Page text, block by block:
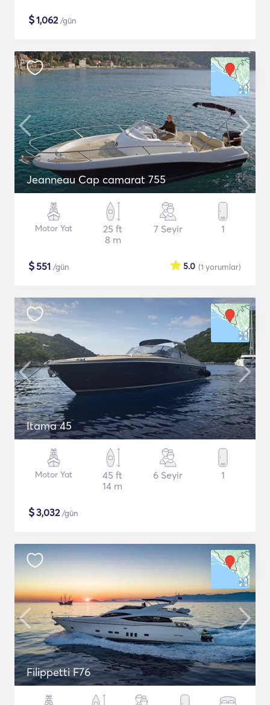
$1,062/gün
Jeanneau Cap camarat 755
Motor Yat
25 ft
8 m
7 Seyir 1
$551 /gün (1 yorumlar)
5.0
Itama 45
Motor Yat
45 ft
14 m
6 Seyir 1
$3,032/gün
Filippetti F76